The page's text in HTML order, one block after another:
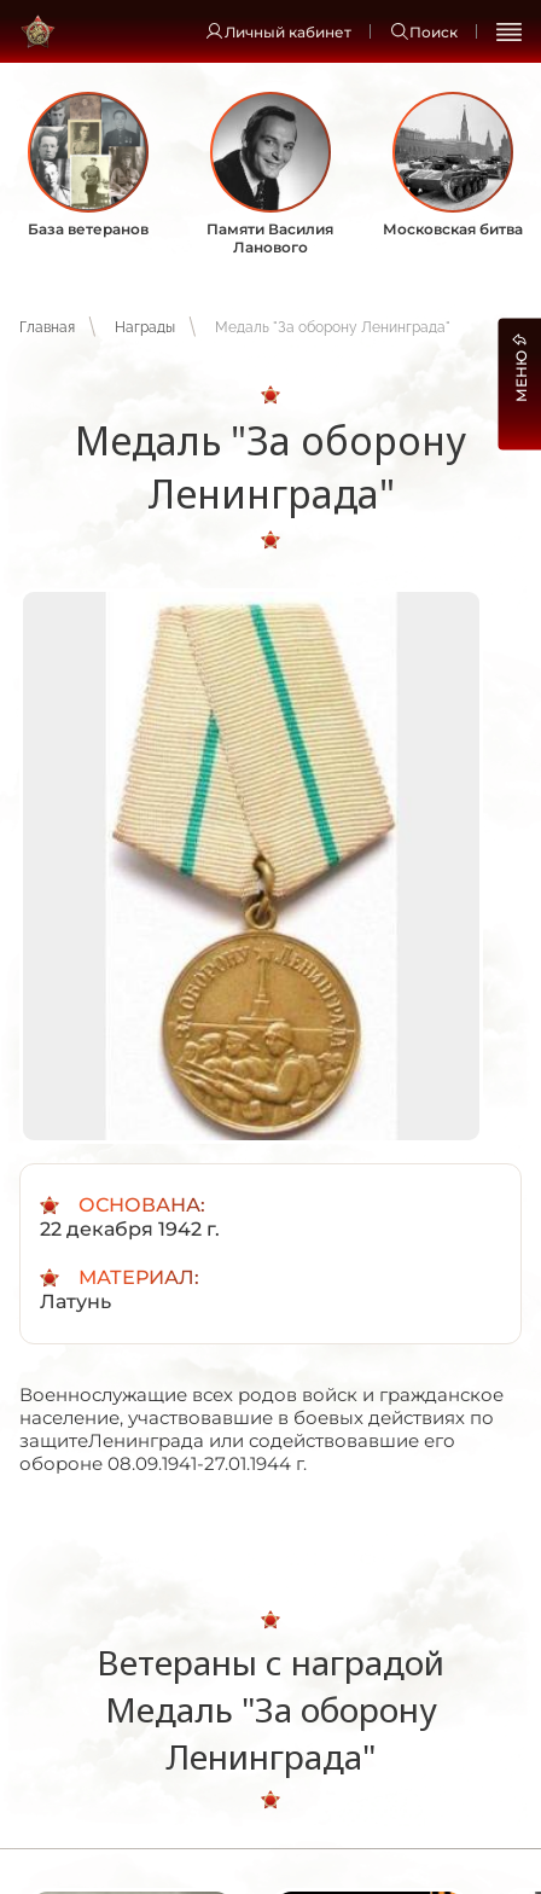
Личный кабинет Поиск
База ветеранов
Памяти Василия
Ланового
Московская битва
Главная Награды Медаль "За оборону Ленинграда"
Медаль "За оборону
Ленинграда"
ОСНОВАНА:
22 декабря 1942 г.
МАТЕРИАЛ:
Латунь
Военнослужащие всех родов войск и гражданское
население, участвовавшие в боевых действиях по
защитеЛенинграда или содействовавшие его
обороне 08.09.1941-27.01.1944 г.
Ветераны с наградой
Медаль "За оборону
Ленинграда"
МЕНЮ